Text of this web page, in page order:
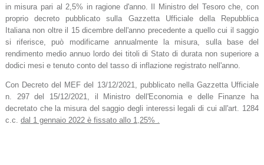
in misura pari al 2,5% in ragione d'anno. Il Ministro del Tesoro che, con
proprio decreto pubblicato sulla Gazzetta Ufficiale della Repubblica
Italiana non oltre il 15 dicembre dell'anno precedente a quello cui il saggio
si riferisce, può modificarne annualmente la misura, sulla base del
rendimento medio annuo lordo dei titoli di Stato di durata non superiore a
dodici mesi e tenuto conto del tasso di inflazione registrato nell'anno.
Con Decreto del MEF del 13/12/2021, pubblicato nella Gazzetta Ufficiale
n. 297 del 15/12/2021, il Ministro dell'Economia e delle Finanze ha
decretato che la misura del saggio degli interessi legali di cui all'art. 1284
c.c. dal 1 gennaio 2022 è fissato allo 1,25% .